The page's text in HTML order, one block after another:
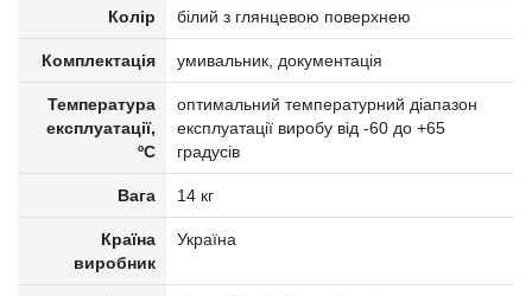
Колір білий з глянцевою поверхнею
Комплектація умивальник, документація
Температура
експлуатації,
ºC
оптимальний температурний діапазон
експлуатації виробу від -60 до +65
градусів
Вага 14 кг
Країна
виробник
Україна